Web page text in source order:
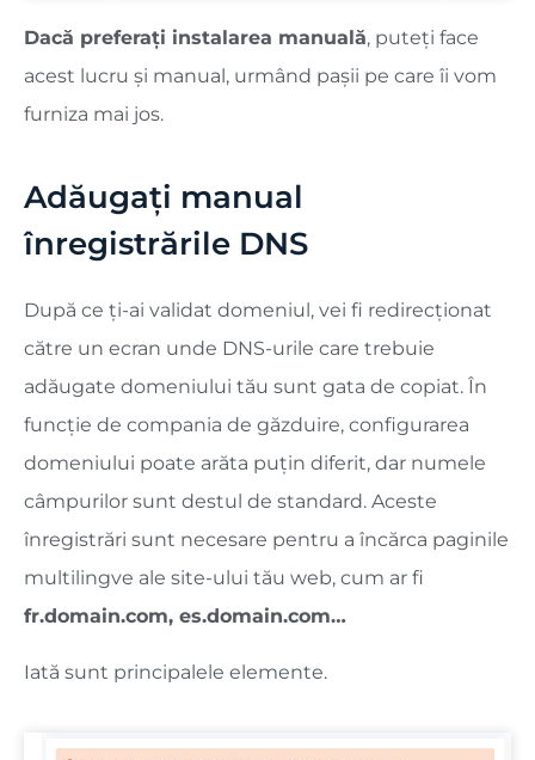
Dacă preferați instalarea manuală, puteți face
acest lucru și manual, urmând pașii pe care îi vom
furniza mai jos.
Adăugați manual
înregistrările DNS
După ce ți-ai validat domeniul, vei fi redirecționat
către un ecran unde DNS-urile care trebuie
adăugate domeniului tău sunt gata de copiat. În
funcție de compania de găzduire, configurarea
domeniului poate arăta puțin diferit, dar numele
câmpurilor sunt destul de standard. Aceste
înregistrări sunt necesare pentru a încărca paginile
multilingve ale site-ului tău web, cum ar fi
fr.domain.com, es.domain.com…
Iată sunt principalele elemente.